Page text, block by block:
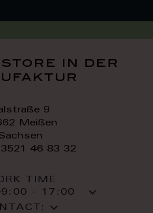
store in der
9
Meißen
3521 46 83 32
TIME
- 17:00